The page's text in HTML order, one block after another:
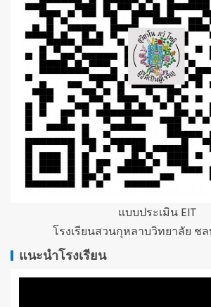
แบบประเมิน EIT
โรงเรียนสวนกุหลาบวิทยาลัย ช
แนะนำโรงเรียน